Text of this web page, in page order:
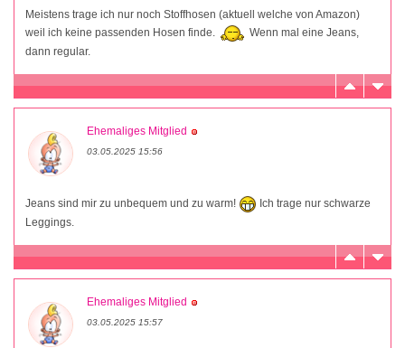
Meistens trage ich nur noch Stoffhosen (aktuell welche von Amazon)
weil ich keine passenden Hosen finde.
Wenn mal eine Jeans,
dann regular.
Ehemaliges Mitglied
03.05.2025 15:56
Jeans sind mir zu unbequem und zu warm!
Ich trage nur schwarze
Leggings.
Ehemaliges Mitglied
03.05.2025 15:57